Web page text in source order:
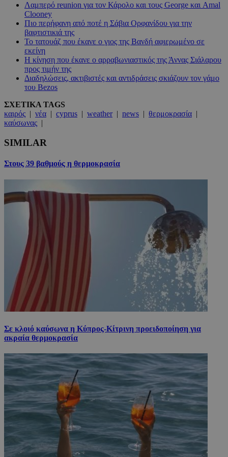
Λαμπερό reunion για τον Κάρολο και τους George και Amal
Clooney
Πιο περήφανη από ποτέ η Σάβια Ορφανίδου για την
βαφτιστικιά της
Το τατουάζ που έκανε ο γιος της Βανδή αφιερωμένο σε
εκείνη
Η κίνηση που έκανε ο αρραβωνιαστικός της Άννας Σιάλαρου
προς τιμήν της
Διαδηλώσεις, ακτιβιστές και αντιδράσεις σκιάζουν τον γάμο
του Bezos
ΣΧΕΤΙΚΑ TAGS
καιρός | νέα | cyprus | weather| news | θερμοκρασία |
καύσωνας |
SIMILAR
Στους 39 βαθμούς η θερμοκρασία
Σε κλοιό καύσωνα η Κύπρος-Κίτρινη προειδοποίηση για
ακραία θερμοκρασία